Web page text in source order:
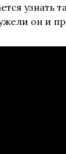
узнать
он и